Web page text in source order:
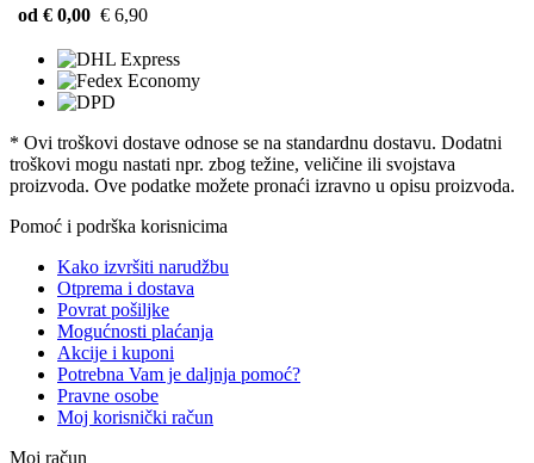
od € 0,00 € 6,90
* Ovi troškovi dostave odnose se na standardnu ​​dostavu. Dodatni
troškovi mogu nastati npr. zbog težine, veličine ili svojstava
proizvoda. Ove podatke možete pronaći izravno u opisu proizvoda.
Pomoć i podrška korisnicima
Kako izvršiti narudžbu
Otprema i dostava
Povrat pošiljke
Mogućnosti plaćanja
Akcije i kuponi
Potrebna Vam je daljnja pomoć?
Pravne osobe
Moj korisnički račun
Moj račun